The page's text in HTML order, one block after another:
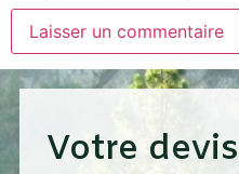
Votre